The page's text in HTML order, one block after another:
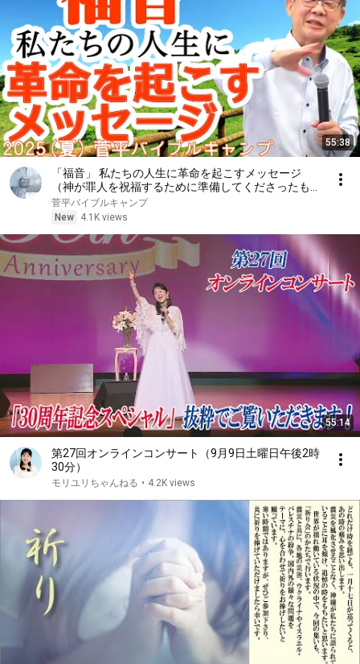
55:38
「福音」 私たちの人生に革命を起こすメッセージ
（神が罪人を祝福するために準備してくださったも
の）
菅平バイブルキャンプ
New
4.1K views
55:14
第27回オンラインコンサート（9月9日土曜日午後2時
30分）
モリユリちゃんねる • 4.2K views